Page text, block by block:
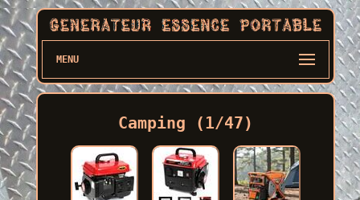
MENU
Camping (1/47)